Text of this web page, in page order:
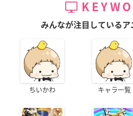
みんなが注目しているア
ちいかわ キャラ一覧